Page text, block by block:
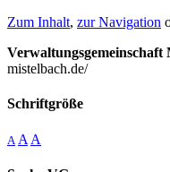
Zum Inhalt, zur Navigation
Verwaltungsgemeinschaft
mistelbach.de/
Schriftgröße
A A A